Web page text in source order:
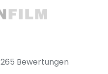
265 Bewertungen